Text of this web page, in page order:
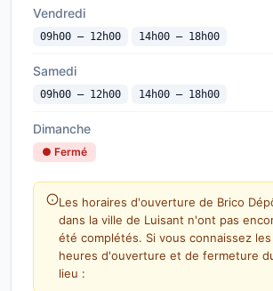
Vendredi
09h00 — 12h00 14h00 — 18h00
Samedi
09h00 — 12h00 14h00 — 18h00
Dimanche
● Fermé
Les horaires d'ouverture de Brico
dans la ville de Luisant n'ont pas
été complétés. Si vous connaissez les
heures d'ouverture et de fermeture
lieu :